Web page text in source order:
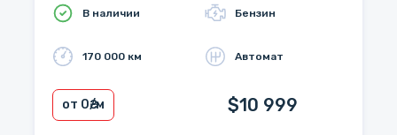
В наличии Бензин
170 000 км Автомат
от 0₴/м $10 999